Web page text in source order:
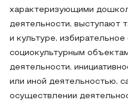
характеризующими
деятельности, выступают
и культуре,
социокультурным
деятельности,
или иной деятельностью,
осуществлении